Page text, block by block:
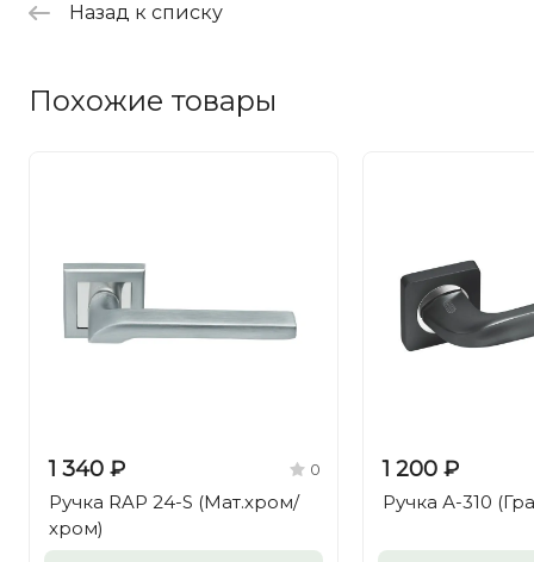
Назад к списку
Похожие товары
1 340 ₽ 0
Ручка RAP 24-S (Мат.хром/
хром)
1 200 ₽
Ручка А-310